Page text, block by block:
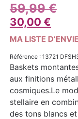
59,99€
30,00 €
MA LISTE
Référence : 13721
Baskets
aux finitions
cosmiques.Le
stellaire en
des tons blancs